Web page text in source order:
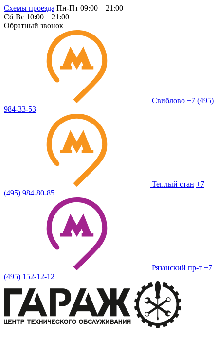
Схемы проезда Пн-Пт 09:00 – 21:00
Сб-Вс 10:00 – 21:00
Обратный звонок
Свиблово +7 (495)
984-33-53
Теплый стан +7
(495) 984-80-85
Рязанский пр-т +7
(495) 152-12-12